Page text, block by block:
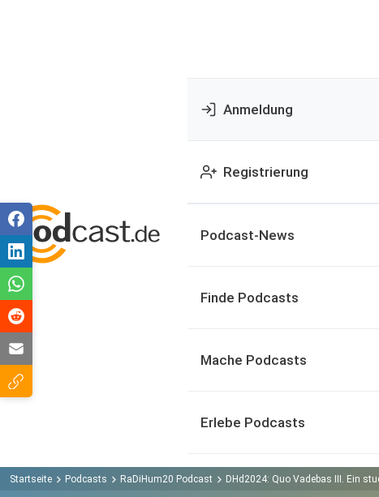
Anmeldung
Registrierung
Podcast-News
Finde Podcasts
Mache Podcasts
Erlebe Podcasts
Startseite Podcasts RaDiHum20 Podcast DHd2024: Quo Vadebas III. Ein